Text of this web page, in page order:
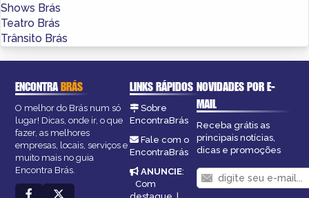
Shows Brás
Teatro Brás
Trânsito Brás
ENCONTRABRÁS
O melhor do Brás num só
lugar! Dicas, onde ir, o que
fazer, as melhores
empresas, locais, serviços e
muito mais no guia
Encontra Brás.
LINKS RÁPIDOS
Sobre
EncontraBrás
Fale com o
EncontraBrás
ANUNCIE:
Com
NOVIDADES POR E-
MAIL
Receba grátis as
principais notícias,
dicas e promoções